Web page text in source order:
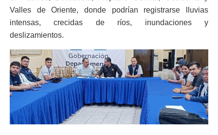
Valles de Oriente, donde podrían registrarse lluvias
intensas, crecidas de ríos, inundaciones y
deslizamientos.